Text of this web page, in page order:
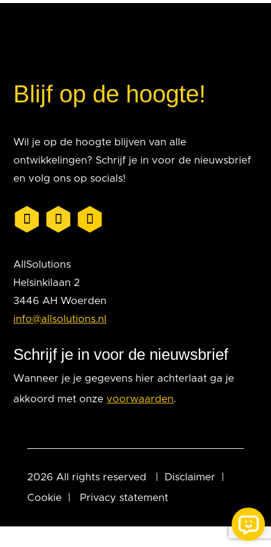
Blijf op de hoogte!
Wil je op de hoogte blijven van alle
ontwikkelingen? Schrijf je in voor de nieuwsbrief
en volg ons op socials!
AllSolutions
Helsinkilaan 2
3446 AH Woerden
info@allsolutions.nl
Schrijf je in voor de nieuwsbrief
Wanneer je je gegevens hier achterlaat ga je
akkoord met onzevoorwaarden.
2026 All rights reserved | Disclaimer
Cookie
Privacy statement